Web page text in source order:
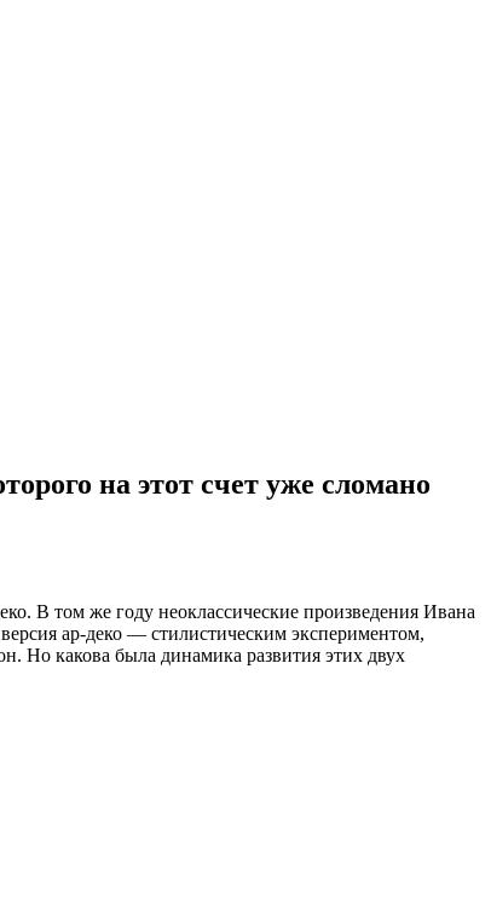
на этот счет уже сломано
В том же году неоклассические произведения Ивана
ар-деко — стилистическим экспериментом,
какова была динамика развития этих двух